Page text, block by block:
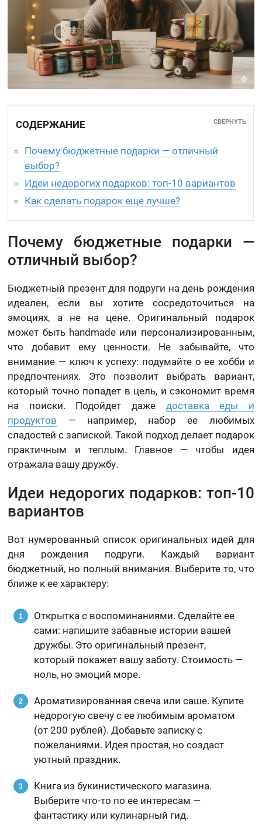
СОДЕРЖАНИЕ СВЕРНУТЬ
Почему бюджетные подарки — отличный
выбор?
Идеи недорогих подарков: топ-10 вариантов
Как сделать подарок еще лучше?
Почему бюджетные подарки —
отличный выбор?
Бюджетный презент для подруги на день рождения
идеален, если вы хотите сосредоточиться на
эмоциях, а не на цене. Оригинальный подарок
может быть handmade или персонализированным,
что добавит ему ценности. Не забывайте, что
внимание — ключ к успеху: подумайте о ее хобби и
предпочтениях. Это позволит выбрать вариант,
который точно попадет в цель, и сэкономит время
на поиски. Подойдет даже доставка еды и
продуктов — например, набор ее любимых
сладостей с запиской. Такой подход делает подарок
практичным и теплым. Главное — чтобы идея
отражала вашу дружбу.
Идеи недорогих подарков: топ-10
вариантов
Вот нумерованный список оригинальных идей для
дня рождения подруги. Каждый вариант
бюджетный, но полный внимания. Выберите то, что
ближе к ее характеру:
Открытка с воспоминаниями. Сделайте ее
сами: напишите забавные истории вашей
дружбы. Это оригинальный презент,
который покажет вашу заботу. Стоимость —
ноль, но эмоций море.
Ароматизированная свеча или саше. Купите
недорогую свечу с ее любимым ароматом
(от 200 рублей). Добавьте записку с
пожеланиями. Идея простая, но создаст
уютный праздник.
Книга из букинистического магазина.
Выберите что-то по ее интересам —
фантастику или кулинарный гид.